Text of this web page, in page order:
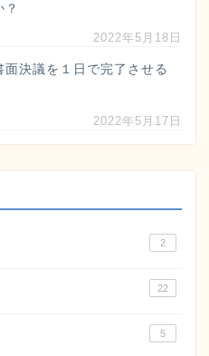
？
2022年5月18日
面決議を１日で完了させる
2022年5月17日
2
22
5